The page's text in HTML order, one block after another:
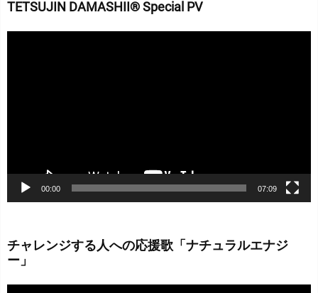
TETSUJIN DAMASHII® Special PV
00:00 07:09
チャレンジする人への応援歌「ナチュラルエナジ
ー」